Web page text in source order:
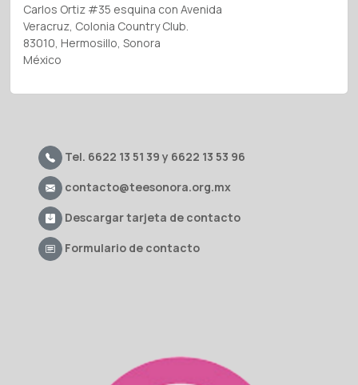
Carlos Ortiz #35 esquina con Avenida
Veracruz, Colonia Country Club.
83010, Hermosillo, Sonora
México
Tel. 6622 13 51 39 y 6622 13 53 96
contacto@teesonora.org.mx
Descargar tarjeta de contacto
Formulario de contacto